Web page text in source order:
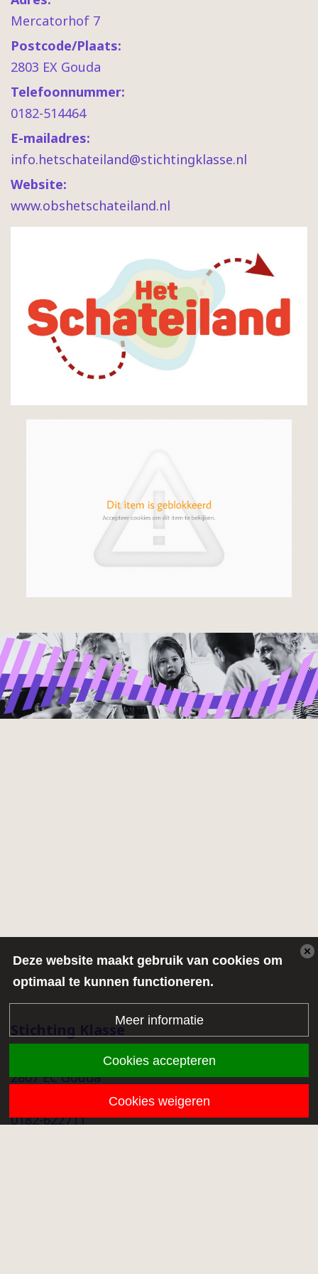
Mercatorhof 7
Postcode/Plaats:
2803 EX Gouda
Telefoonnummer:
0182-514464
E-mailadres:
info.hetschateiland@stichtingklasse.nl
Website:
www.obshetschateiland.nl
Stichting Klasse
Middenmolenlaan 68a
2807 EC Gouda
info@stichtingklasse.nl
0182-622711
Deze website maakt gebruik van cookies om
optimaal te kunnen functioneren.
Meer informatie
Cookies accepteren
Cookies weigeren